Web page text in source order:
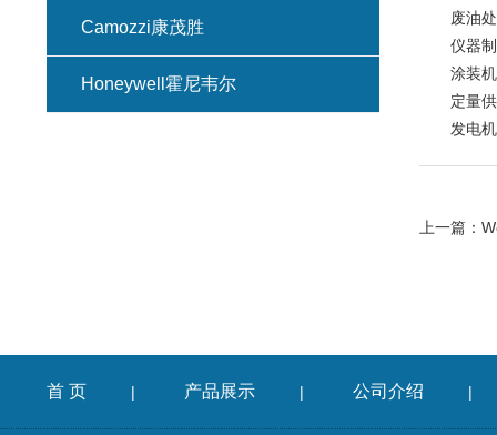
废油处
仪器制
涂装机
定量供
发电机
上一篇：
Camozzi康茂胜
Honeywell霍尼韦尔
首 页 | 产品展示 | 公司介绍 |